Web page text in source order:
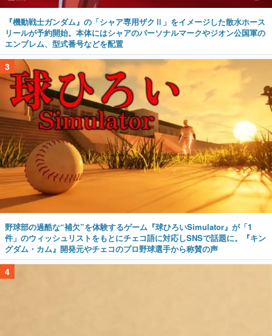
『機動戦士ガンダム』の「シャア専用ザクⅡ」をイメージした散水ホース
リールが予約開始。本体にはシャアのパーソナルマークやジオン公国軍の
エンブレム、型式番号などを配置
3
野球部の過酷な“補欠”を体験するゲーム『球ひろいSimulator』が「1
件」のウィッシュリストをもとにチェコ語に対応しSNSで話題に。『キン
グダム・カム』開発元やチェコのプロ野球選手から称賛の声
4